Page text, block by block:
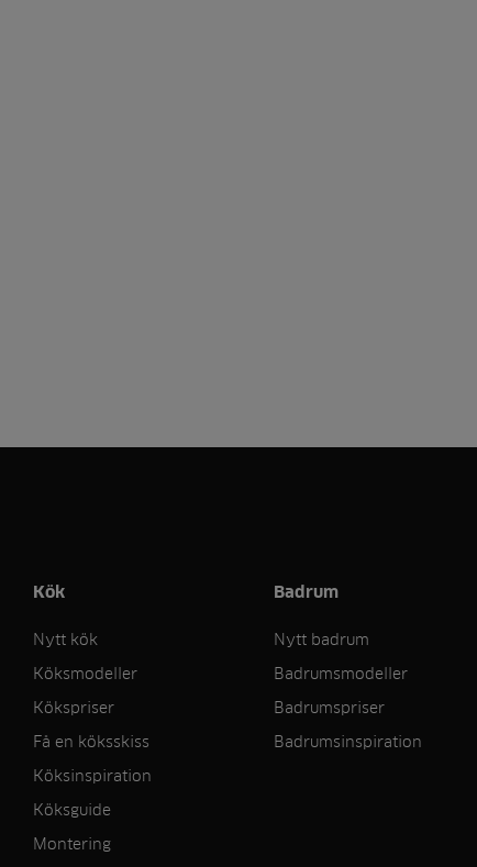
Kök
Nytt kök
Köksmodeller
Kökspriser
Få en köksskiss
Köksinspiration
Köksguide
Montering
Badrum
Nytt badrum
Badrumsmodeller
Badrumspriser
Badrumsinspiration